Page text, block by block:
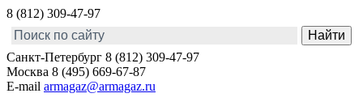
8 (812) 309-47-97
Санкт-Петербург 8 (812) 309-47-97
Москва 8 (495) 669-67-87
E-mail armagaz@armagaz.ru